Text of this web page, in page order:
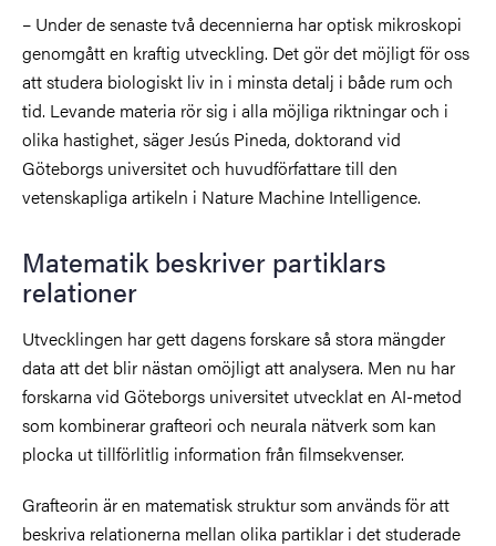
– Under de senaste två decennierna har optisk mikroskopi
genomgått en kraftig utveckling. Det gör det möjligt för oss
att studera biologiskt liv in i minsta detalj i både rum och
tid. Levande materia rör sig i alla möjliga riktningar och i
olika hastighet, säger Jesús Pineda, doktorand vid
Göteborgs universitet och huvudförfattare till den
vetenskapliga artikeln i Nature Machine Intelligence.
Matematik beskriver partiklars
relationer
Utvecklingen har gett dagens forskare så stora mängder
data att det blir nästan omöjligt att analysera. Men nu har
forskarna vid Göteborgs universitet utvecklat en AI-metod
som kombinerar grafteori och neurala nätverk som kan
plocka ut tillförlitlig information från filmsekvenser.
Grafteorin är en matematisk struktur som används för att
beskriva relationerna mellan olika partiklar i det studerade